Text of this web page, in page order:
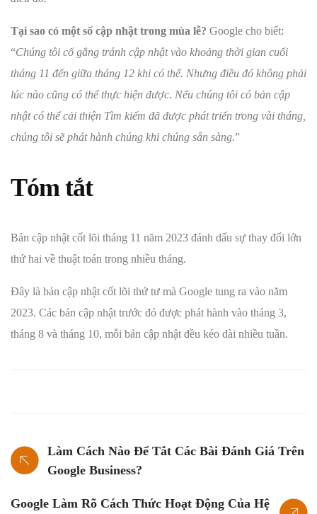
Tại sao có một số cập nhật trong mùa lễ? Google cho biết:
“Chúng tôi cố gắng tránh cập nhật vào khoảng thời gian cuối
tháng 11 đến giữa tháng 12 khi có thể. Nhưng điều đó không phải
lúc nào cũng có thể thực hiện được. Nếu chúng tôi có bản cập
nhật có thể cải thiện Tìm kiếm đã được phát triển trong vài tháng,
chúng tôi sẽ phát hành chúng khi chúng sẵn sàng.”
Tóm tắt
Bản cập nhật cốt lõi tháng 11 năm 2023 đánh dấu sự thay đổi lớn
thứ hai về thuật toán trong nhiều tháng.
Đây là bản cập nhật cốt lõi thứ tư mà Google tung ra vào năm
2023. Các bản cập nhật trước đó được phát hành vào tháng 3,
tháng 8 và tháng 10, mỗi bản cập nhật đều kéo dài nhiều tuần.
Làm Cách Nào Để Tắt Các Bài Đánh Giá Trên
Google Business?
Google Làm Rõ Cách Thức Hoạt Động Của Hệ